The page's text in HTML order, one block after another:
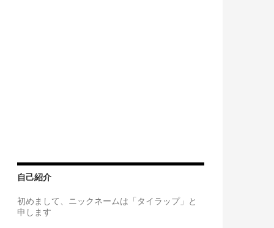
自己紹介
初めまして、ニックネームは「タイラップ」と
申します